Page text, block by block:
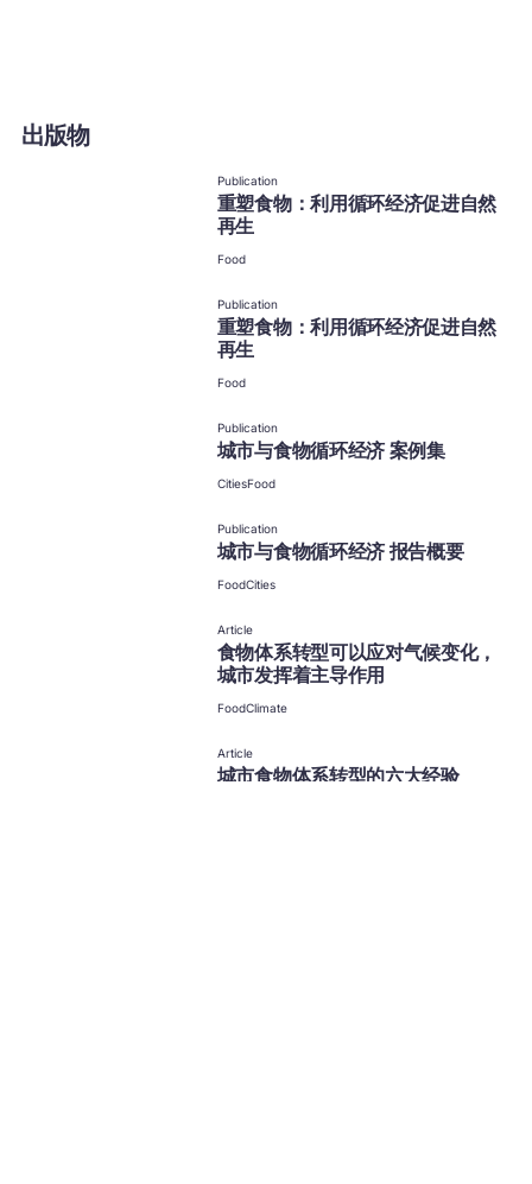
出版物
Publication
重塑食物：利用循环经济促进自然
再生
Food
Publication
重塑食物：利用循环经济促进自然
再生
Food
Publication
城市与食物循环经济 案例集
CitiesFood
Publication
城市与食物循环经济 报告概要
FoodCities
Article
食物体系转型可以应对气候变化，
城市发挥着主导作用
FoodClimate
Article
城市食物体系转型的六大经验